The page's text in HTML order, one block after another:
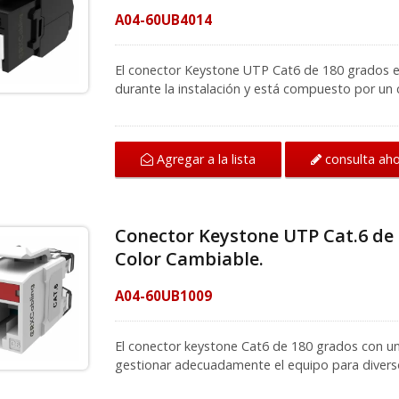
A04-60UB4014
El conector Keystone UTP Cat6 de 180 grados
durante la instalación y está compuesto por
densidad. Una vez que se completa el
keystone cat6 soporta el cableado T568A y
es adecuado para cables de categoría 6 de
conector Keystone CAT6 es muy adecuado
la Categoría 6 y se ajusta a la norma TIA/EIA
cableado para diferentes áreas, nuestro
Agregar a la lista consulta
Conector Keystone UTP Cat.6
Color Cambiable.
A04-60UB1009
El conector keystone Cat6 de 180 grados con
gestionar adecuadamente el equipo para